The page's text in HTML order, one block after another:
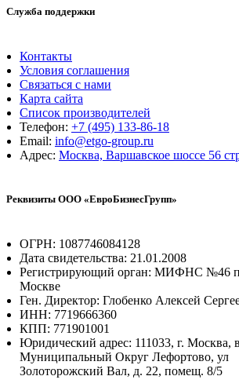
Служба поддержки
Контакты
Условия соглашения
Связаться с нами
Карта сайта
Список производителей
Телефон: +7 (495) 133-86-18
Email: info@etgo-group.ru
Адрес: Москва, Варшавское шоссе 56
Реквизиты ООО «ЕвроБизнесГрупп»
ОГРН: 1087746084128
Дата свидетельства: 21.01.2008
Регистрирующий орган: МИФНС №46
Москве
Ген. Директор: Глобенко Алексей
ИНН: 7719666360
КПП: 771901001
Юридический адрес: 111033, г. Москва,
Муниципальный Округ Лефортово, ул
Золоторожский Вал, д. 22, помещ. 8/5